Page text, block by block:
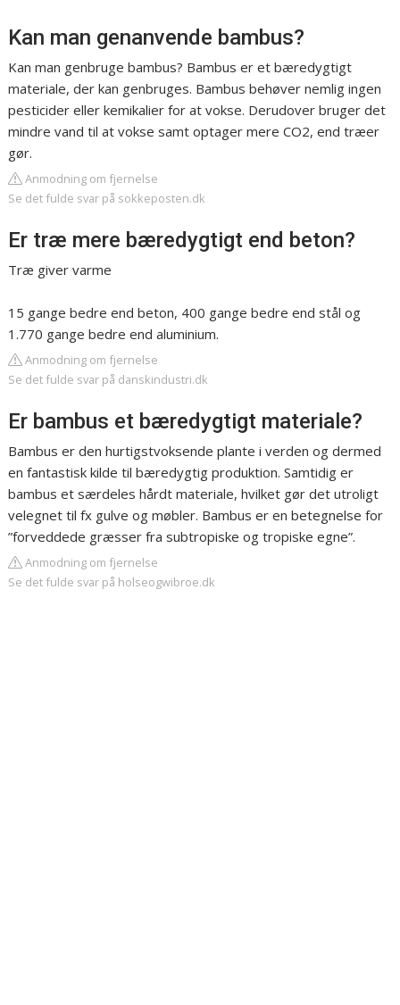
Kan man genanvende bambus?
Kan man genbruge bambus? Bambus er et bæredygtigt
materiale, der kan genbruges. Bambus behøver nemlig ingen
pesticider eller kemikalier for at vokse. Derudover bruger det
mindre vand til at vokse samt optager mere CO2, end træer
gør.
Anmodning om fjernelse
Se det fulde svar på sokkeposten.dk
Er træ mere bæredygtigt end beton?
Træ giver varme
15 gange bedre end beton, 400 gange bedre end stål og
1.770 gange bedre end aluminium.
Anmodning om fjernelse
Se det fulde svar på danskindustri.dk
Er bambus et bæredygtigt materiale?
Bambus er den hurtigstvoksende plante i verden og dermed
en fantastisk kilde til bæredygtig produktion. Samtidig er
bambus et særdeles hårdt materiale, hvilket gør det utroligt
velegnet til fx gulve og møbler. Bambus er en betegnelse for
”forveddede græsser fra subtropiske og tropiske egne”.
Anmodning om fjernelse
Se det fulde svar på holseogwibroe.dk